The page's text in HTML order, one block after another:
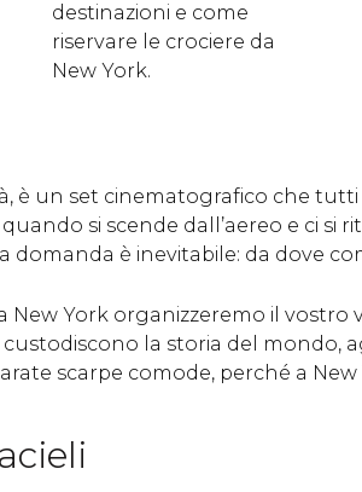
destinazioni e come
riservare le crociere da
New York.
è un set cinematografico che
si scende dall’aereo e ci si
domanda è inevitabile: da dove
New York organizzeremo il vostro
la storia del mondo,
scarpe comode, perché a